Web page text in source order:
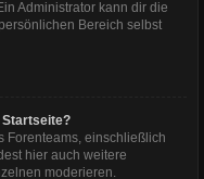
Administrator kann dir die
Bereich selbst
Startseite?
Forenteams, einschließlich
hier auch weitere
moderieren.